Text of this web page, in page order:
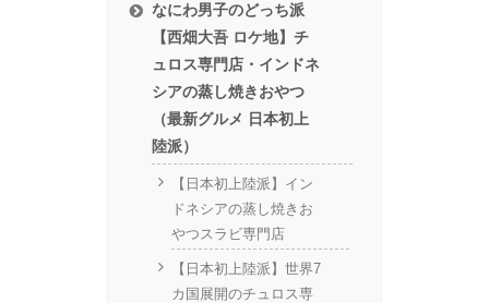
なにわ男子のどっち派
【西畑大吾 ロケ地】チ
ュロス専門店・インドネ
シアの蒸し焼きおやつ
（最新グルメ 日本初上
陸派）
【日本初上陸派】イン
ドネシアの蒸し焼きお
やつスラビ専門店
【日本初上陸派】世界7
カ国展開のチュロス専